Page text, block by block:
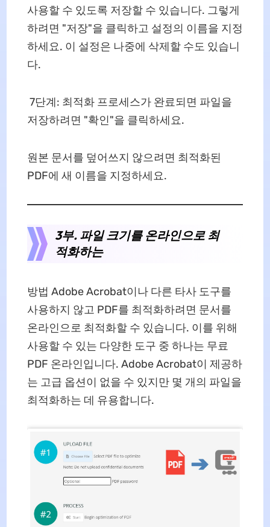
사용할 수 있도록 저장할 수 있습니다. 그렇게
하려면 "저장"을 클릭하고 설정의 이름을 지정
하세요. 이 설정은 나중에 삭제할 수도 있습니
다.
7단계: 최적화 프로세스가 완료되면 파일을
저장하려면 "확인"을 클릭하세요.
원본 문서를 덮어쓰지 않으려면 최적화된
PDF에 새 이름을 지정하세요.
3부. 파일 크기를 온라인으로 최
적화하는
방법 Adobe Acrobat이나 다른 타사 도구를
사용하지 않고 PDF를 최적화하려면 문서를
온라인으로 최적화할 수 있습니다. 이를 위해
사용할 수 있는 다양한 도구 중 하나는 무료
PDF 온라인입니다. Adobe Acrobat이 제공하
는 고급 옵션이 없을 수 있지만 몇 개의 파일을
최적화하는 데 유용합니다.